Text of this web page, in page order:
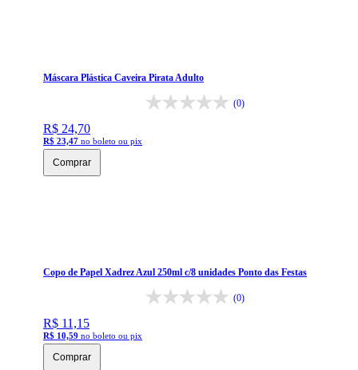
Máscara Plástica Caveira Pirata Adulto
(0)
R$ 24,70
R$ 23,47 no boleto ou pix
Comprar
Copo de Papel Xadrez Azul 250ml c/8 unidades Ponto das Festas
(0)
R$ 11,15
R$ 10,59 no boleto ou pix
Comprar